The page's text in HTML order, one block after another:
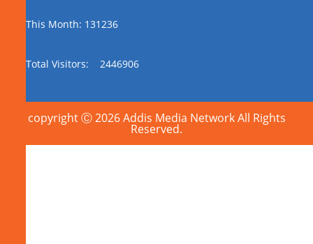
This Month: 131236
Total Visitors: 2446906
copyright Ⓒ 2026 Addis Media Network All Rights
Reserved.